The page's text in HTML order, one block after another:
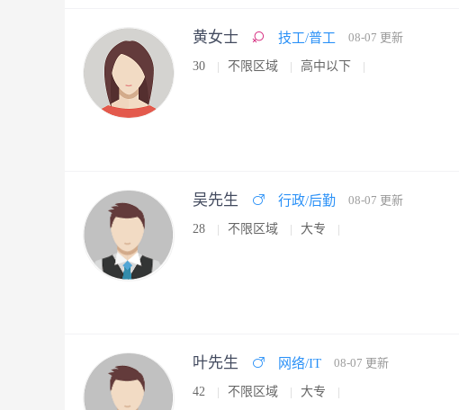
黄女士 技工/普工 08-07 更新
30 不限区域 高中以下
吴先生 行政/后勤 08-07 更新
28 不限区域 大专
叶先生 网络/IT 08-07 更新
42 不限区域 大专